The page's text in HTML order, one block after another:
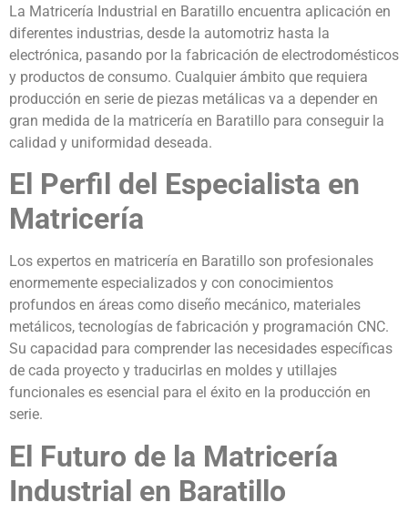
La Matricería Industrial en Baratillo encuentra aplicación en
diferentes industrias, desde la automotriz hasta la
electrónica, pasando por la fabricación de electrodomésticos
y productos de consumo. Cualquier ámbito que requiera
producción en serie de piezas metálicas va a depender en
gran medida de la matricería en Baratillo para conseguir la
calidad y uniformidad deseada.
El Perfil del Especialista en
Matricería
Los expertos en matricería en Baratillo son profesionales
enormemente especializados y con conocimientos
profundos en áreas como diseño mecánico, materiales
metálicos, tecnologías de fabricación y programación CNC.
Su capacidad para comprender las necesidades específicas
de cada proyecto y traducirlas en moldes y utillajes
funcionales es esencial para el éxito en la producción en
serie.
El Futuro de la Matricería
Industrial en Baratillo